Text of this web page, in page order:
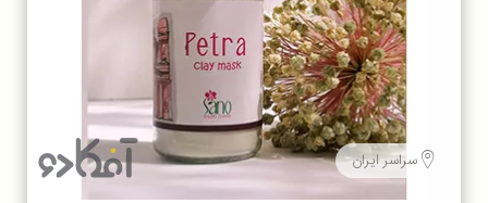
سراسر ایران